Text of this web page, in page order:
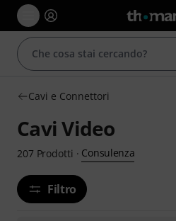
Cavi e Connettori
Cavi Video
207 Prodotti · Consulenza
Filtro